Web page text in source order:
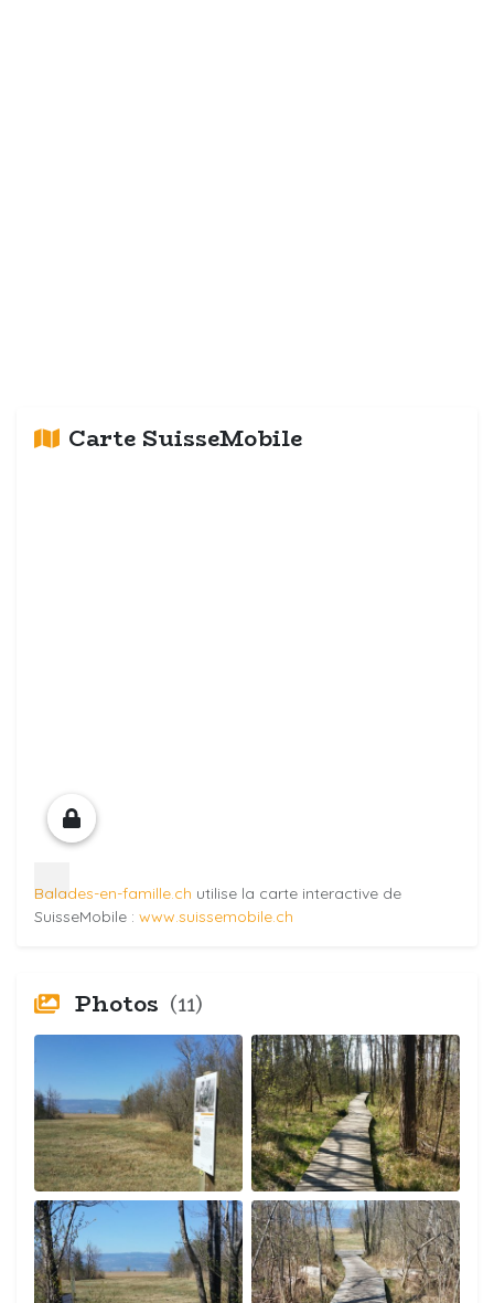
Carte SuisseMobile
Balades-en-famille.ch utilise la carte interactive de
SuisseMobile : www.suissemobile.ch
Photos (11)